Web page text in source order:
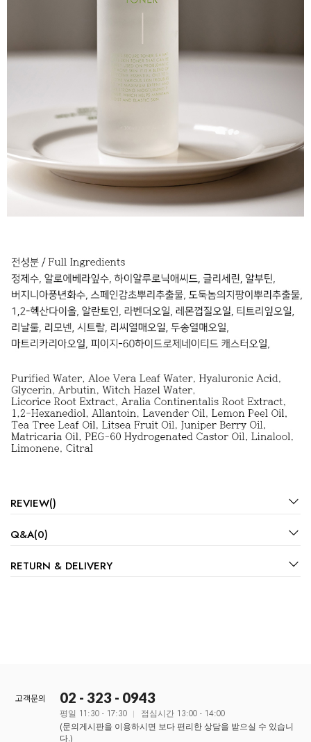
REVIEW()
Q&A(0)
RETURN & DELIVERY
고객문의 02 - 323 - 0943
평일 11:30 - 17:30 점심시간 13:00 - 14:00
(문의게시판을 이용하시면 보다 편리한 상담을 받으실 수 있습니
다.)